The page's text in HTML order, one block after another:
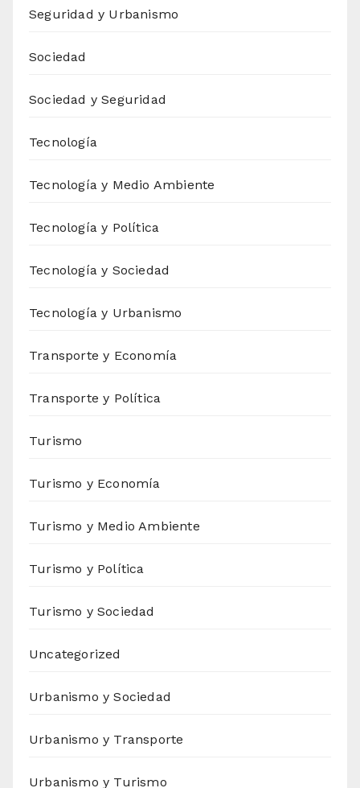
Seguridad y Urbanismo
Sociedad
Sociedad y Seguridad
Tecnología
Tecnología y Medio Ambiente
Tecnología y Política
Tecnología y Sociedad
Tecnología y Urbanismo
Transporte y Economía
Transporte y Política
Turismo
Turismo y Economía
Turismo y Medio Ambiente
Turismo y Política
Turismo y Sociedad
Uncategorized
Urbanismo y Sociedad
Urbanismo y Transporte
Urbanismo y Turismo